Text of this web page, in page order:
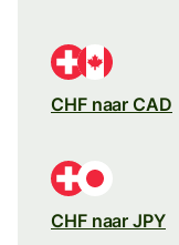
CHF naar CAD
CHF naar JPY